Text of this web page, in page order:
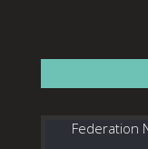
Federation